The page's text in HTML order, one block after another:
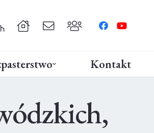
Kontakt